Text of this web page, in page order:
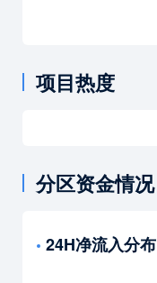
项目热度
分区资金情况
24H净流入分布